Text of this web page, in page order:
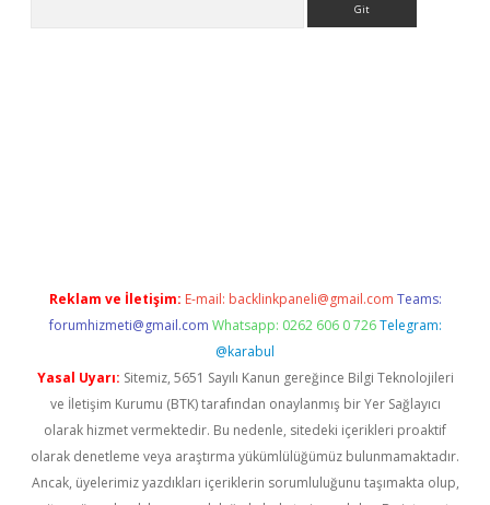
Reklam ve İletişim: E-mail: backlinkpaneli@gmail.com Teams:
forumhizmeti@gmail.com Whatsapp: 0262 606 0 726 Telegram:
@karabul
Yasal Uyarı: Sitemiz, 5651 Sayılı Kanun gereğince Bilgi Teknolojileri
ve İletişim Kurumu (BTK) tarafından onaylanmış bir Yer Sağlayıcı
olarak hizmet vermektedir. Bu nedenle, sitedeki içerikleri proaktif
olarak denetleme veya araştırma yükümlülüğümüz bulunmamaktadır.
Ancak, üyelerimiz yazdıkları içeriklerin sorumluluğunu taşımakta olup,